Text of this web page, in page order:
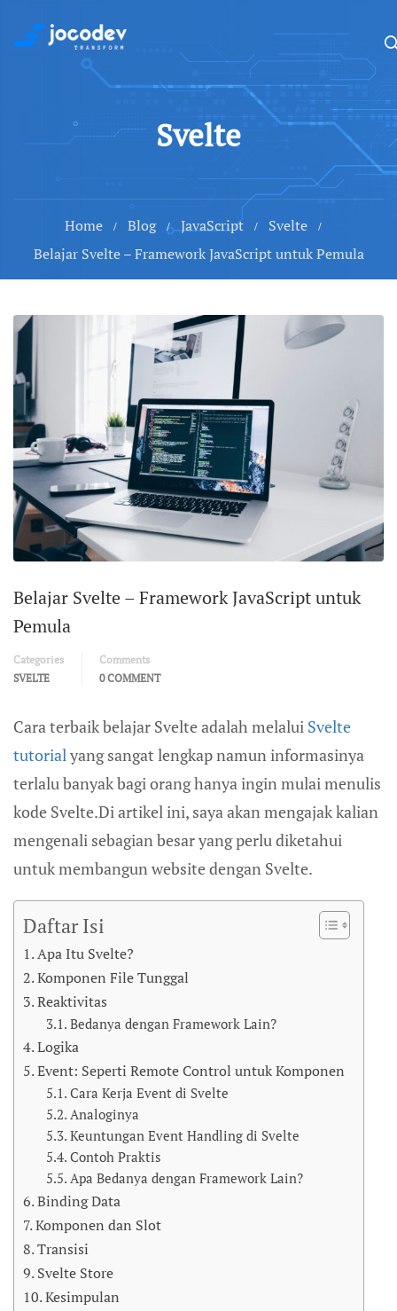
Svelte
Home Blog JavaScript
Svelte
Belajar Svelte – Framework JavaScript untuk Pemula
Belajar Svelte – Framework JavaScript untuk
Pemula
Categories
SVELTE
Comments
0 COMMENT
Cara terbaik belajar Svelte adalah melalui Svelte
tutorialyang sangat lengkap namun informasinya
terlalu banyak bagi orang hanya ingin mulai menulis
kode Svelte.Di artikel ini, saya akan mengajak kalian
mengenali sebagian besar yang perlu diketahui
untuk membangun website dengan Svelte.
Daftar Isi
Apa Itu Svelte?
Komponen File Tunggal
Reaktivitas
Bedanya dengan Framework Lain?
Logika
Event: Seperti Remote Control untuk Komponen
Cara Kerja Event di Svelte
Analoginya
Keuntungan Event Handling di Svelte
Contoh Praktis
Apa Bedanya dengan Framework Lain?
Binding Data
Komponen dan Slot
Transisi
Svelte Store
Kesimpulan